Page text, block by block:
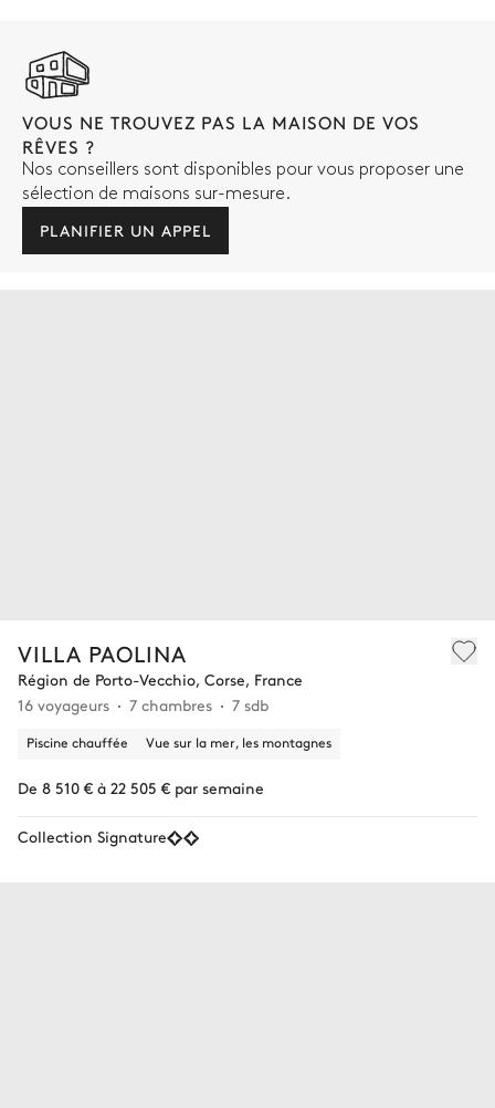
VOUS NE TROUVEZ PAS LA MAISON DE VOS
RÊVES ?
Nos conseillers sont disponibles pour vous proposer une
sélection de maisons sur-mesure.
PLANIFIER UN APPEL
VILLA PAOLINA
Région de Porto-Vecchio, Corse, France
16 voyageurs
7 chambres 7 sdb
Piscine chauffée Vue sur la mer, les montagnes
De 8 510 € à 22 505 € par semaine
Collection Signature